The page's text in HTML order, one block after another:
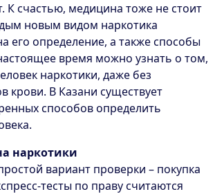
К счастью, медицина тоже не стоит
новым видом наркотика
его определение, а также способы
время можно узнать о том,
наркотики, даже без
крови. В Казани существует
способов определить
наркотики
вариант проверки – покупка
тесты по праву считаются